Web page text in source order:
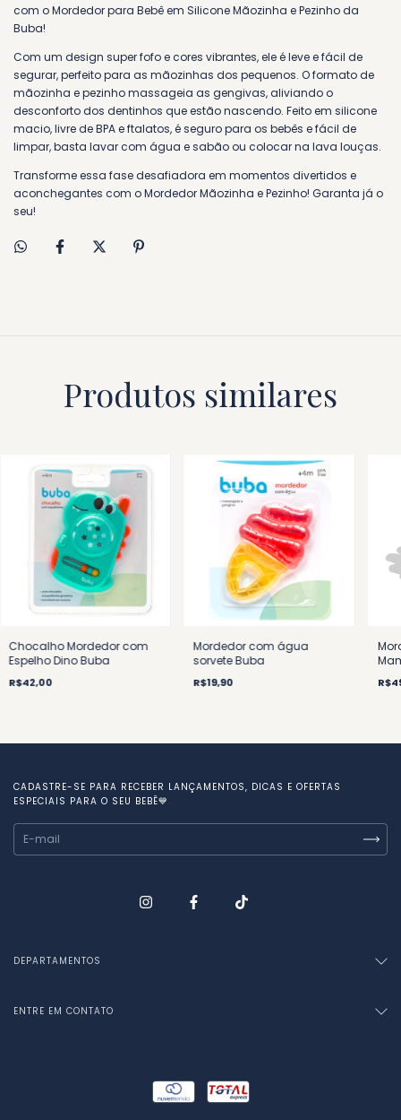
com o Mordedor para Bebê em Silicone Mãozinha e Pezinho da
Buba!
Com um design super fofo e cores vibrantes, ele é leve e fácil de
segurar, perfeito para as mãozinhas dos pequenos. O formato de
mãozinha e pezinho massageia as gengivas, aliviando o
desconforto dos dentinhos que estão nascendo. Feito em silicone
macio, livre de BPA e ftalatos, é seguro para os bebês e fácil de
limpar, basta lavar com água e sabão ou colocar na lava louças.
Transforme essa fase desafiadora em momentos divertidos e
aconchegantes com o Mordedor Mãozinha e Pezinho! Garanta já o
seu!
Produtos similares
Chocalho Mordedor com
Espelho Dino Buba
R$42,00
Mordedor com água
sorvete Buba
R$19,90
CADASTRE-SE PARA RECEBER LANÇAMENTOS, DICAS E OFERTAS
ESPECIAIS PARA O SEU BEBÊ💙
DEPARTAMENTOS
ENTRE EM CONTATO